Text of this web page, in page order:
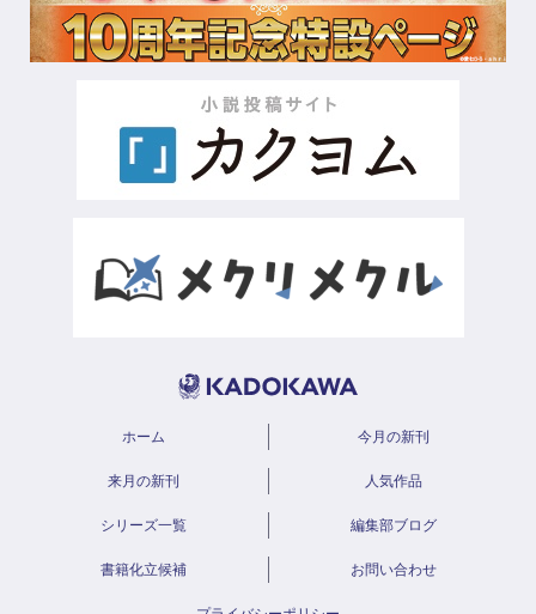
ホーム 今月の新刊
来月の新刊 人気作品
シリーズ一覧 編集部ブログ
書籍化立候補 お問い合わせ